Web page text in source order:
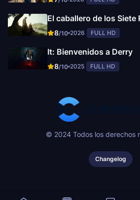
El caballero de los Siete
8/10 2026 FULL HD
It: Bienvenidos a Derry
8/10 2025 FULL HD
© 2024 Todos los derechos
Changelog